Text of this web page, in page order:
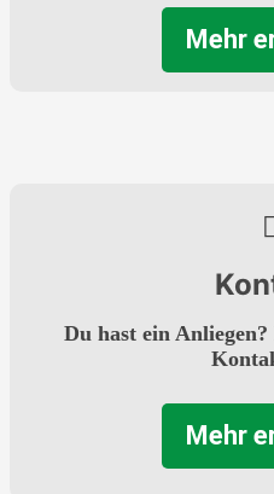
Mehr
Du hast ein
Mehr